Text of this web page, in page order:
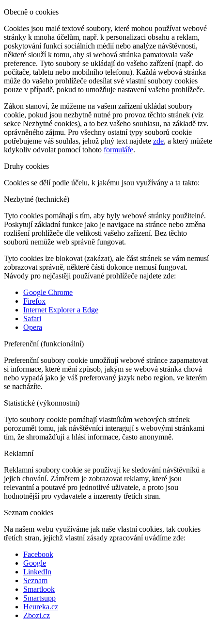
Obecně o cookies
Cookies jsou malé textové soubory, které mohou používat webové
stránky k mnoha účelům, např. k personalizaci obsahu a reklam,
poskytování funkcí sociálních médií nebo analýze návštěvnosti,
některé slouží k tomu, aby si webová stránka pamatovala vaše
preference. Tyto soubory se ukládají do vašeho zařízení (např. do
počítače, tabletu nebo mobilního telefonu). Každá webová stránka
může do vašeho prohlížeče odesílat své vlastní soubory cookies
pouze v případě, pokud to umožňuje nastavení vašeho prohlížeče.
Zákon stanoví, že můžeme na vašem zařízení ukládat soubory
cookie, pokud jsou nezbytně nutné pro provoz těchto stránek (viz
sekce Nezbytné cookies), a to bez vašeho souhlasu, na základě tzv.
oprávněného zájmu. Pro všechny ostatní typy souborů cookie
potřebujeme váš souhlas, jehož plný text najdete zde, a který můžete
kdykoliv odvolat pomocí tohoto formuláře.
Druhy cookies
Cookies se dělí podle účelu, k jakému jsou využívány a ta takto:
Nezbytné (technické)
Tyto cookies pomáhají s tím, aby byly webové stránky použitelné.
Poskytují základní funkce jako je navigace na stránce nebo změna
rozlišení prohlížeče dle velikosti vašeho zařízení. Bez těchto
souborů nemůže web správně fungovat.
Tyto cookies lze blokovat (zakázat), ale část stránek se vám nemusí
zobrazovat správně, některé části dokonce nemusí fungovat.
Návody pro nejčastěji používané prohlížeče najdete zde:
Google Chrome
Firefox
Internet Explorer a Edge
Safari
Opera
Preferenční (funkcionální)
Preferenční soubory cookie umožňují webové stránce zapamatovat
si informace, které mění způsob, jakým se webová stránka chová
nebo vypadá jako je váš preferovaný jazyk nebo region, ve kterém
se nacházíte.
Statistické (výkonnostní)
Tyto soubory cookie pomáhají vlastníkům webových stránek
porozumět tomu, jak návštěvníci interagují s webovými stránkami
tím, že shromažďují a hlásí informace, často anonymně.
Reklamní
Reklamní soubory cookie se používají ke sledování návštěvníků a
jejich chování. Záměrem je zobrazovat reklamy, které jsou
relevantní a poutavé pro jednotlivé uživatele, a proto jsou
hodnotnější pro vydavatele a inzerenty třetích stran.
Seznam cookies
Na našem webu využíváme jak naše vlastní cookies, tak cookies
třetích stran, jejichž vlastní zásady zpracování uvádíme zde:
Facebook
Google
LinkedIn
Seznam
Smartlook
Smartsupp
Heureka.cz
Zbozi.cz